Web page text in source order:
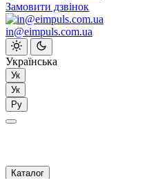
Замовити дзвінок
in@eimpuls.com.ua
Українська
Ук
Ук
Ру
Каталог